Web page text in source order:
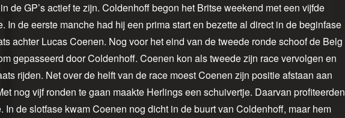
de GP’s actief te zijn. Coldenhoff begon het Britse weekend met een vijfde
In de eerste manche had hij een prima start en bezette al direct in de beginfase
achter Lucas Coenen. Nog voor het eind van de tweede ronde schoof de Belg
gepasseerd door Coldenhoff. Coenen kon als tweede zijn race vervolgen en
rijden. Net over de helft van de race moest Coenen zijn positie afstaan aan
nog vijf ronden te gaan maakte Herlings een schuivertje. Daarvan profiteerden
In de slotfase kwam Coenen nog dicht in de buurt van Coldenhoff, maar hem